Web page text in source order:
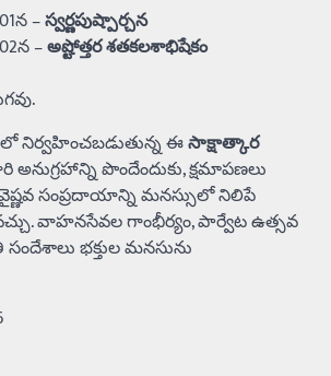
–స్వర్ణపుష్పార్చన
–అష్టోత్తర శతకలశాభిషేకం
నిర్వహించబడుతున్న ఈసాక్షాత్కార
పొందేందుకు, క్షమాపణలు
సంప్రదాయాన్ని మనస్సులో నిలిపే
వాహనసేవల గాంభీర్యం, పార్వేట ఉత్సవ
సందేశాలు భక్తుల మనసును